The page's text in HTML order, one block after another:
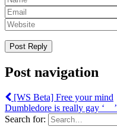
Post navigation
[WS Beta] Free your mind
Dumbledore is really gay ‘__’
Search for: